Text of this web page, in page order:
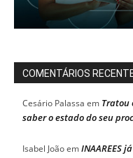
COMENTÁRIOS
Cesário Palassa em Tratou
saber o estado do seu
Isabel JoãoemINAAREES